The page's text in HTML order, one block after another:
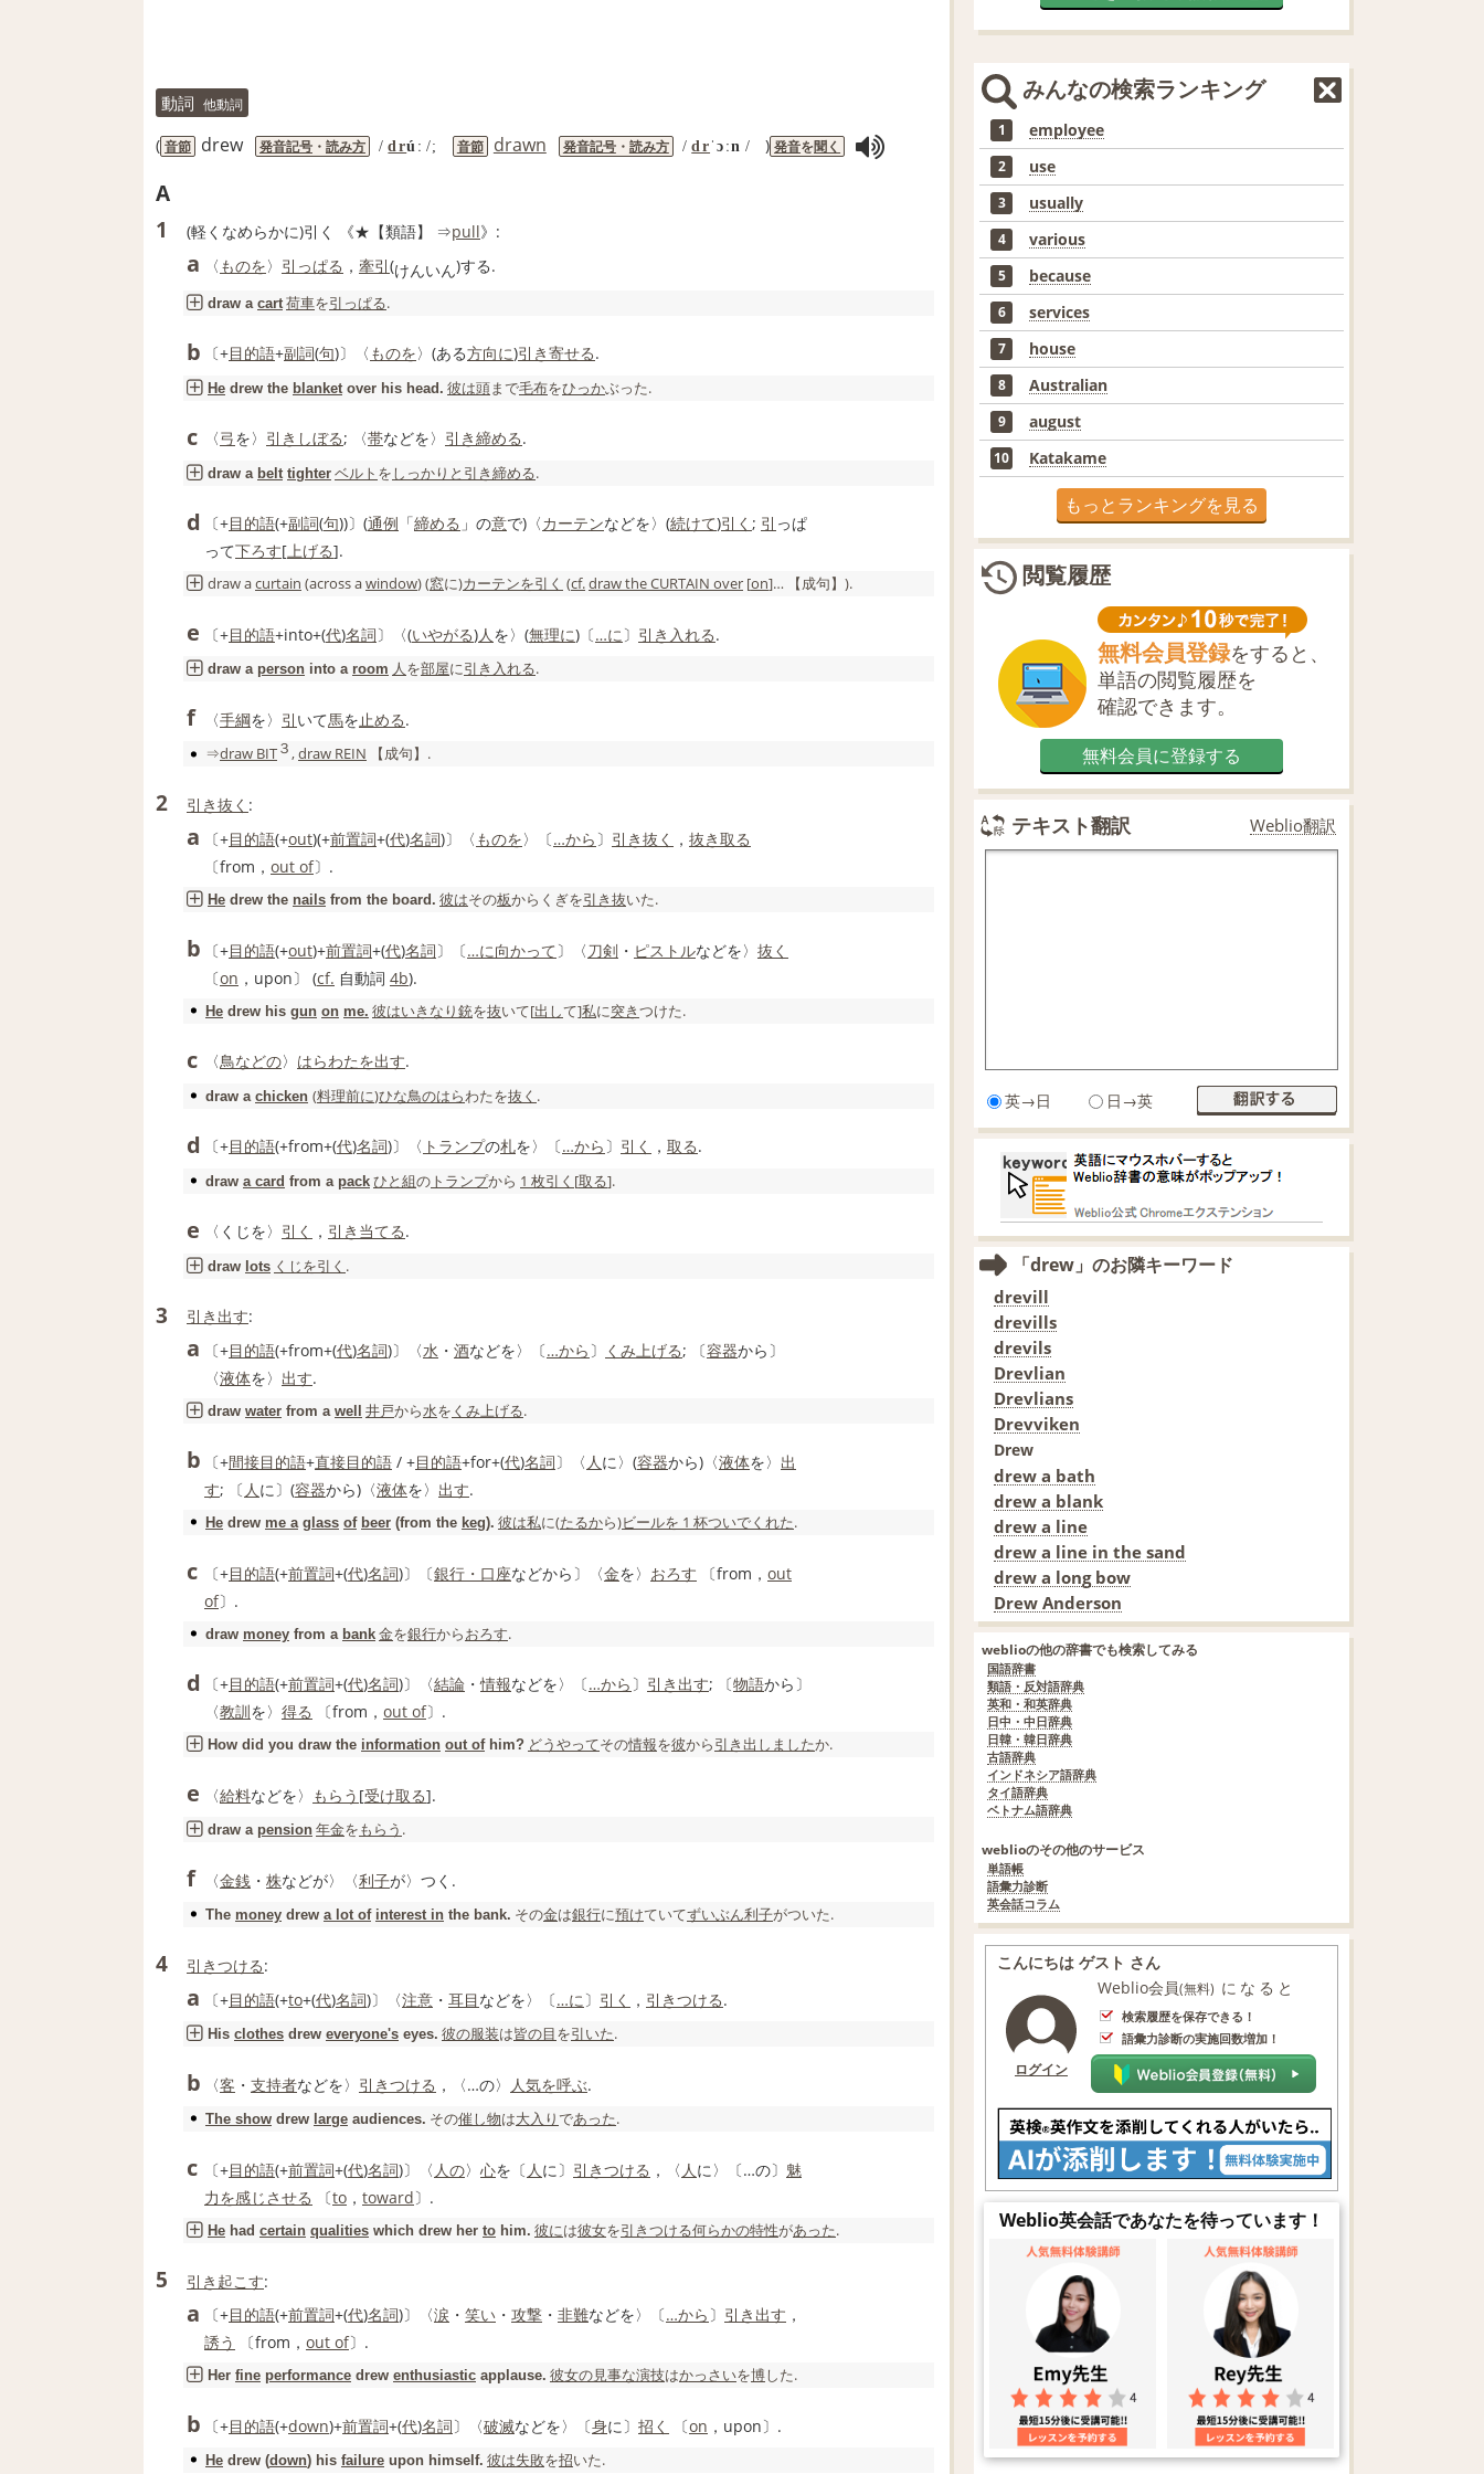
動詞 他動詞
( 音節 drew 発音記号 ・ 読み方 / drúː /; 音節 drawn 発音記号・ 読み方 / dr ˈɔːn / ) 発音を聞く
A
1
(軽くなめらかに)引く 《★ 【類語】 ⇒pull》:
a 〈 ものを〉 引っぱる ， 牽引(けんいん)する.
draw a cart 荷車を引っぱる.
b 〔+目的語+副詞(句)〕〈 ものを〉(ある方向に)引き寄せる.
He drew the blanket over his head. 彼は頭まで毛布をひっかぶった.
c 〈弓を〉 引き しぼる; 〈帯などを〉 引き締める.
draw a belt tighter ベルト をしっかりと 引き締める.
d 〔+目的語(+副詞(句))〕(通例 「締める 」の意で)〈カーテンなどを〉(続けて)引く ; 引 っぱ
って下ろす[上げる].
drawacurtain (across awindow) (窓に)カーテンを引く (cf.drawthe CURTAIN over [on]… 【成句】 ).
e 〔+目的語+into+(代)名詞〕〈(いやがる)人を〉(無理に)〔…に〕 引き入れる.
draw a person into a room 人を部屋に引き入れる.
f 〈手綱を〉 引 いて馬を止める.
⇒draw BIT３,draw REIN 【成句】 .
2 引き抜く :
a 〔+目的語(+out)(+前置詞+(代)名詞)〕〈 ものを〉〔…から 〕 引き抜く ， 抜き取る
〔from， out of〕.
He drew the nails from the board. 彼はその板からくぎを引き抜いた.
b 〔+目的語(+out)+前置詞+(代)名詞〕〔…に向かって 〕〈刀剣 ・ ピストルなどを〉 抜く
〔on ，upon〕 (cf. 自動詞 4b).
He drew his gun on me. 彼はいきなり銃を抜いて[出して]私に突きつけた.
c 〈鳥などの〉 はらわたを出す.
draw a chicken (料理前に)ひな鳥のはらわたを抜く .
d 〔+目的語(+from+(代)名詞)〕〈 トランプの札を〉〔…から 〕 引く ， 取る.
draw a card from a pack ひと組の トランプから 1 枚引く [取る].
e 〈くじを〉 引く ， 引き当てる.
draw lots くじを引く .
3 引き出す:
a 〔+目的語(+from+(代)名詞)〕〈水 ・ 酒などを〉〔…から 〕 くみ上げる; 〔容器から〕
〈液体を〉 出す.
draw water from a well 井戸から水を くみ上げる.
b 〔+間接目的語+直接目的語 / +目的語+for+(代)名詞〕〈 人 に〉(容器から)〈液体を〉 出
す; 〔 人 に〕(容器から)〈液体を〉 出す.
He drew me a glass of beer (from the keg). 彼は私に(たるから)ビールを 1 杯ついでくれた.
c 〔+目的語(+前置詞+(代)名詞)〕〔銀行・口座などから〕〈金を〉 おろす 〔from， out
of〕.
draw money from a bank 金を銀行からおろす.
d 〔+目的語(+前置詞+(代)名詞)〕〈結論 ・情報などを〉〔…から 〕 引き出す; 〔物語から〕
〈教訓を〉 得る 〔from， out of〕.
How did you draw the information out ofhim? どうやってその情報を彼から引き出し ましたか.
e 〈給料などを〉 もらう [受け取る].
draw a pension 年金をもらう .
f 〈金銭 ・ 株などが〉〈利子が〉つく.
The money drew a lot of interest in the bank. その金は銀行に預けていてずいぶん利子がついた.
4 引きつける:
a 〔+目的語(+to+(代)名詞)〕〈注意 ・ 耳目などを〉〔…に 〕 引く ， 引きつける.
His clothes drew everyone's eyes. 彼の服装は皆の目を引いた.
b 〈客 ・ 支持者などを〉 引きつける ，〈…の〉 人気を呼ぶ.
The show drew large audiences. その催し物は大入りであった.
c 〔+目的語(+前置詞+(代)名詞)〕〈 人の〉 心を〔 人 に〕 引きつける ，〈 人 に〉〔…の〕 魅
力を感じさせる
〔to ， toward〕.
He had certain qualities which drew her to him. 彼には彼女を引きつける何らかの特性があった.
5 引き起こす:
a 〔+目的語(+前置詞+(代)名詞)〕〈涙 ・ 笑い ・ 攻撃 ・ 非難などを〉〔…から 〕 引き出す ，
誘う
〔from， out of〕.
Her fine performance drew enthusiastic applause. 彼女の見事な演技はかっさいを博した.
b 〔+目的語(+down)+前置詞+(代)名詞〕〈破滅などを〉〔身に〕 招く 〔on ，upon〕.
He drew (down) his failure upon himself. 彼は失敗を招いた.
みんなの検索ランキング
1 employee
2 use
3 usually
4 various
5 because
6 services
7 house
8 Australian
9 august
10 Katakame
もっとランキングを見る
閲覧履歴
無料会員登録をすると、
単語の閲覧履歴を
確認できます。
無料会員に登録する
テキスト翻訳 Weblio翻訳
英→日 日→英
「drew」のお隣キーワード
drevill
drevills
drevils
Drevlian
Drevlians
Drevviken
Drew
drew a bath
drew a blank
drew a line
drew a line in the sand
drew a long bow
Drew Anderson
weblioの他の辞書でも検索してみる
国語辞書
類語・反対語辞典
英和・和英辞典
日中・中日辞典
日韓・韓日辞典
古語辞典
インドネシア語辞典
タイ語辞典
ベトナム語辞典
weblioのその他のサービス
単語帳
語彙力診断
英会話コラム
こんにちは ゲスト さん
ログイン
Weblio会員(無料) になると
検索履歴を保存できる！
語彙力診断の実施回数増加！
Weblio英会話であなたを待っています！